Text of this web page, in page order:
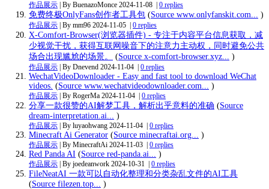
作品展示 | By BuenazoMonce 2024-11-08 0 replies
免费终极OnlyFans创作者工具包 (Source www.onlyfanskit.com... )
作品展示 | By mm96 2024-11-05 0 replies
X-Comfort-Browser(浏览器插件) - 专注于内容平台信息获取，减
少视觉干扰，获得互联网噪音下的注意力主动权，同时避免公共
场合出现尴尬的场景。
(Source x-comfort-browser.xyz... )
作品展示 | By Dnevend 2024-11-04 0 replies
WechatVideoDownloader - Easy and fast tool to download WeChat
videos. (Source www.wechatvideodownloader.com... )
作品展示 | By RogerMa 2024-11-04 0 replies
分享一款很赞的AI解梦工具，解析出乎意料的准确 (Source
dream-interpretation.ai...
)
作品展示 | By luyaohwang 2024-11-04 0 replies
Minecraft Ai Generator (Source minecraftai.org... )
作品展示 | By MinecraftAi 2024-11-03 0 replies
Red Panda AI (Source red-panda.ai... )
作品展示 | By joedeanwork 2024-10-31 0 replies
FileNeatAI 一款可以自动化整理和分类杂乱文件的AI工具
(Source filezen.top... )